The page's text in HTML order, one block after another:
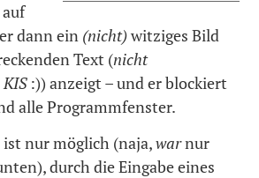
dann ein (nicht)witziges Bild
Text (nicht
KIS :)) anzeigt – und er blockiert
alle Programmfenster.
ist nur möglich (naja,warnur
durch die Eingabe eines